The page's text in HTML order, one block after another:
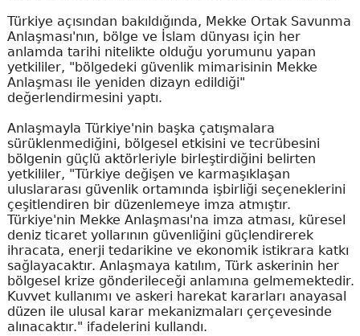
Türkiye açısından bakıldığında, Mekke Ortak Savunma
Anlaşması'nın, bölge ve İslam dünyası için her
anlamda tarihi nitelikte olduğu yorumunu yapan
yetkililer, "bölgedeki güvenlik mimarisinin Mekke
Anlaşması ile yeniden dizayn edildiği"
değerlendirmesini yaptı.
Anlaşmayla Türkiye'nin başka çatışmalara
sürüklenmediğini, bölgesel etkisini ve tecrübesini
bölgenin güçlü aktörleriyle birleştirdiğini belirten
yetkililer, "Türkiye değişen ve karmaşıklaşan
uluslararası güvenlik ortamında işbirliği seçeneklerini
çeşitlendiren bir düzenlemeye imza atmıştır.
Türkiye'nin Mekke Anlaşması'na imza atması, küresel
deniz ticaret yollarının güvenliğini güçlendirerek
ihracata, enerji tedarikine ve ekonomik istikrara katkı
sağlayacaktır. Anlaşmaya katılım, Türk askerinin her
bölgesel krize gönderileceği anlamına gelmemektedir.
Kuvvet kullanımı ve askeri harekat kararları anayasal
düzen ile ulusal karar mekanizmaları çerçevesinde
alınacaktır." ifadelerini kullandı.